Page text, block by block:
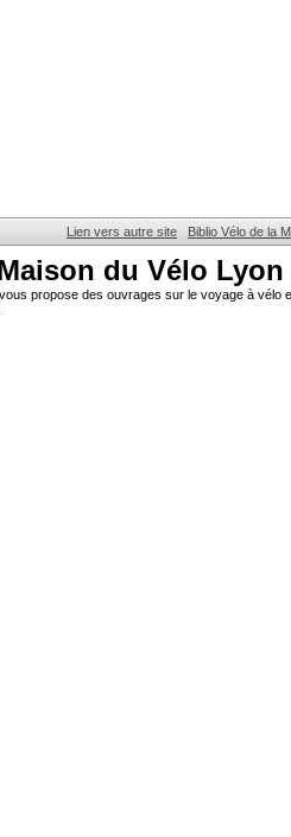
Lien vers autre site Biblio Vélo de la
du Vélo Lyon
propose des ouvrages sur le voyage à